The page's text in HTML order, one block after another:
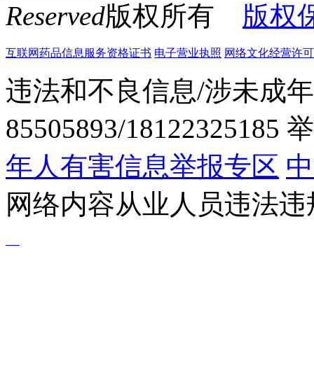
Reserved版权所有 版权
互联网药品信息服务资格证书 电子营业执照 网络文化经营许
违法和不良信息/涉未成
85505893/18122325185
年人有害信息举报专区
网络内容从业人员违法